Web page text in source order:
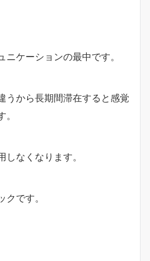
ケーションの最中です。
うから長期間滞在すると感覚
なくなります。
です。